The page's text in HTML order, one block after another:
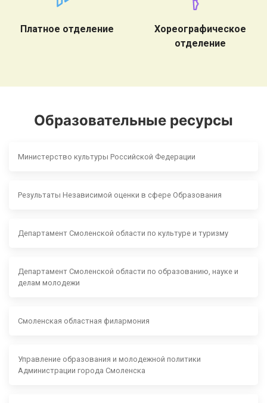
Платное отделение
Хореографическое
отделение
Образовательные ресурсы
Министерство культуры Российской Федерации
Результаты Независимой оценки в сфере Образования
Департамент Смоленской области по культуре и туризму
Департамент Смоленской области по образованию, науке и
делам молодежи
Смоленская областная филармония
Управление образования и молодежной политики
Администрации города Смоленска